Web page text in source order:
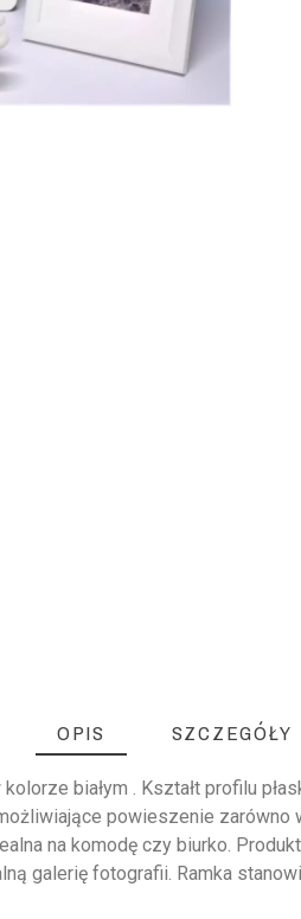
OPIS
białym . Kształt profilu
powieszenie
na komodę czy biurko.
galerię fotografii. Ramka